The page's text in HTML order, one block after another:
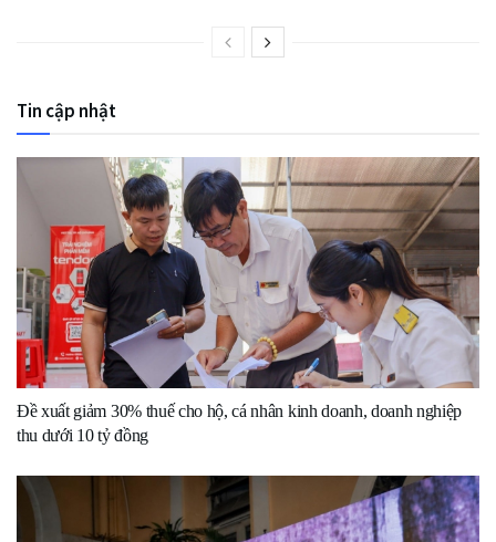
Tin cập nhật
Đề xuất giảm 30% thuế cho hộ, cá nhân kinh doanh, doanh nghiệp
thu dưới 10 tỷ đồng